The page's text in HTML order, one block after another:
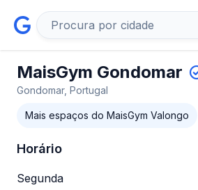
MaisGym Gondomar
Gondomar, Portugal
Mais espaços do MaisGym Valongo
Horário
Segunda